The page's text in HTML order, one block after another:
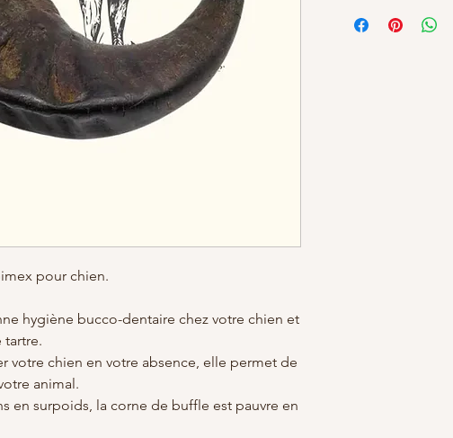
pour chien.
hygiène bucco-dentaire chez votre chien et
tartre.
votre chien en votre absence, elle permet de
animal.
en surpoids, la corne de buffle est pauvre en